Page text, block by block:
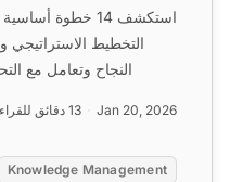
استكشف 14 خطوة
التخطيط الاستراتيجي
النجاح وتعامل مع
Jan 20, 2026 13 دقائق للقراءة
Knowledge Management